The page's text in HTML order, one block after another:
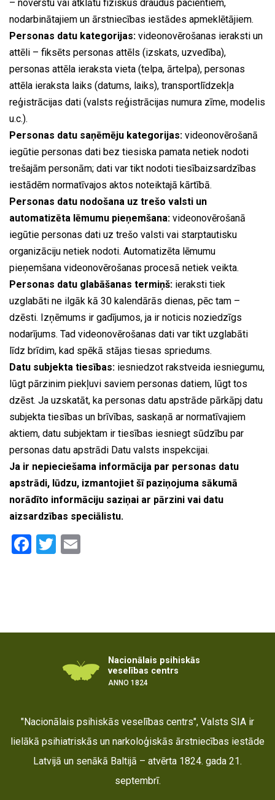
– novērstu vai atklātu fiziskus draudus pacientiem,
nodarbinātajiem un ārstniecības iestādes apmeklētājiem.
Personas datu kategorijas: videonovērošanas ieraksti un
attēli – fiksēts personas attēls (izskats, uzvedība),
personas attēla ieraksta vieta (telpa, ārtelpa), personas
attēla ieraksta laiks (datums, laiks), transportlīdzekļa
reģistrācijas dati (valsts reģistrācijas numura zīme, modelis
u.c.).
Personas datu saņēmēju kategorijas: videonovērošanā
iegūtie personas dati bez tiesiska pamata netiek nodoti
trešajām personām; dati var tikt nodoti tiesībaizsardzības
iestādēm normatīvajos aktos noteiktajā kārtībā.
Personas datu nodošana uz trešo valsti un
automatizēta lēmumu pieņemšana: videonovērošanā
iegūtie personas dati uz trešo valsti vai starptautisku
organizāciju netiek nodoti. Automatizēta lēmumu
pieņemšana videonovērošanas procesā netiek veikta.
Personas datu glabāšanas termiņš: ieraksti tiek
uzglabāti ne ilgāk kā 30 kalendārās dienas, pēc tam –
dzēsti. Izņēmums ir gadījumos, ja ir noticis noziedzīgs
nodarījums. Tad videonovērošanas dati var tikt uzglabāti
līdz brīdim, kad spēkā stājas tiesas spriedums.
Datu subjekta tiesības: iesniedzot rakstveida iesniegumu,
lūgt pārzinim piekļuvi saviem personas datiem, lūgt tos
dzēst. Ja uzskatāt, ka personas datu apstrāde pārkāpj datu
subjekta tiesības un brīvības, saskaņā ar normatīvajiem
aktiem, datu subjektam ir tiesības iesniegt sūdzību par
personas datu apstrādi Datu valsts inspekcijai.
Ja ir nepieciešama informācija par personas datu
apstrādi, lūdzu, izmantojiet šī paziņojuma sākumā
norādīto informāciju saziņai ar pārzini vai datu
aizsardzības speciālistu.
Facebook
Twitter
Nacionālais psihiskās
veselības centrs
ANNO 1824
"Nacionālais psihiskās veselības centrs", Valsts SIA ir
lielākā psihiatriskās un narkoloģiskās ārstniecības iestāde
Latvijā un senākā Baltijā – atvērta 1824. gada 21.
septembrī.